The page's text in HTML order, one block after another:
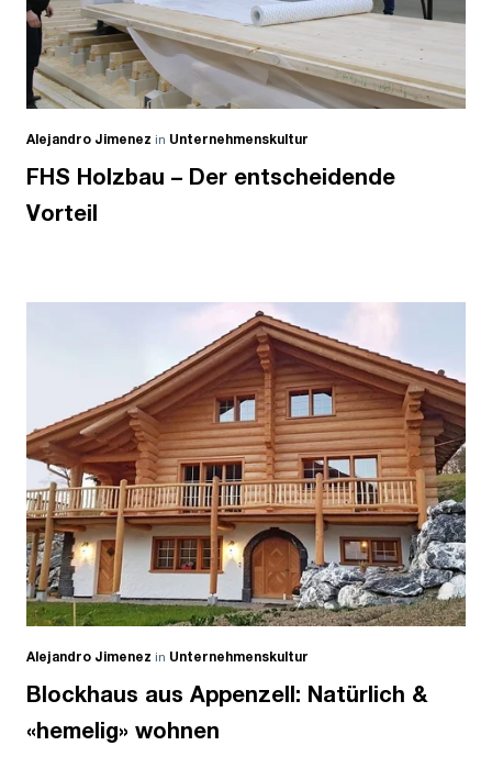
Alejandro Jimenez in Unternehmenskultur
FHS Holzbau – Der entscheidende
Vorteil
Alejandro Jimenez in Unternehmenskultur
Blockhaus aus Appenzell: Natürlich &
«hemelig» wohnen